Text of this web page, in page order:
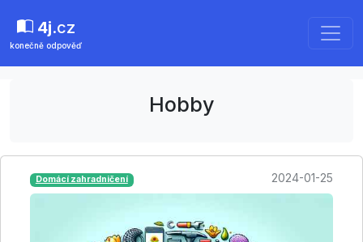
4j.cz
konečně odpověď
Hobby
Domácí zahradničení 2024-01-25